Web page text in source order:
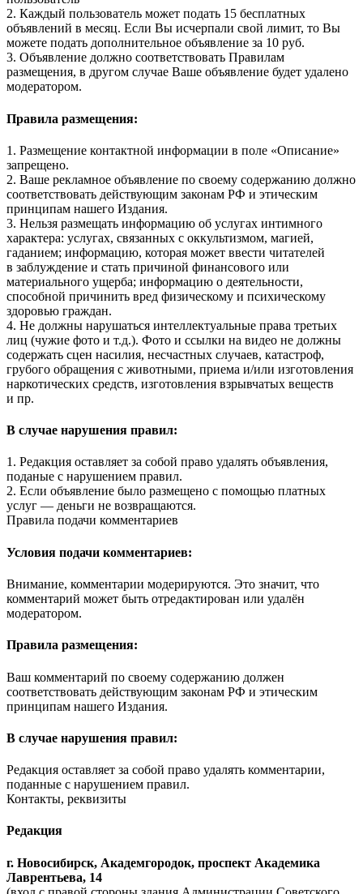
2. Каждый пользователь может подать 15 бесплатных
объявлений в месяц. Если Вы исчерпали свой лимит, то Вы
можете подать дополнительное объявление за 10 руб.
3. Объявление должно соответствовать Правилам
размещения, в другом случае Ваше объявление будет удалено
модератором.
Правила размещения:
1. Размещение контактной информации в поле «Описание»
запрещено.
2. Ваше рекламное объявление по своему содержанию должно
соответствовать действующим законам РФ и этическим
принципам нашего Издания.
3. Нельзя размещать информацию об услугах интимного
характера: услугах, связанных с оккультизмом, магией,
гаданием; информацию, которая может ввести читателей
в заблуждение и стать причиной финансового или
материального ущерба; информацию о деятельности,
способной причинить вред физическому и психическому
здоровью граждан.
4. Не должны нарушаться интеллектуальные права третьих
лиц (чужие фото и т.д.). Фото и ссылки на видео не должны
содержать сцен насилия, несчастных случаев, катастроф,
грубого обращения с животными, приема и/или изготовления
наркотических средств, изготовления взрывчатых веществ
и пр.
В случае нарушения правил:
1. Редакция оставляет за собой право удалять объявления,
поданые с нарушением правил.
2. Если объявление было размещено с помощью платных
услуг — деньги не возвращаются.
Правила подачи комментариев
Условия подачи комментариев:
Внимание, комментарии модерируются. Это значит, что
комментарий может быть отредактирован или удалён
модератором.
Правила размещения:
Ваш комментарий по своему содержанию должен
соответствовать действующим законам РФ и этическим
принципам нашего Издания.
В случае нарушения правил:
Редакция оставляет за собой право удалять комментарии,
поданные с нарушением правил.
Контакты, реквизиты
Редакция
г. Новосибирск, Академгородок, проспект Академика
Лаврентьева, 14